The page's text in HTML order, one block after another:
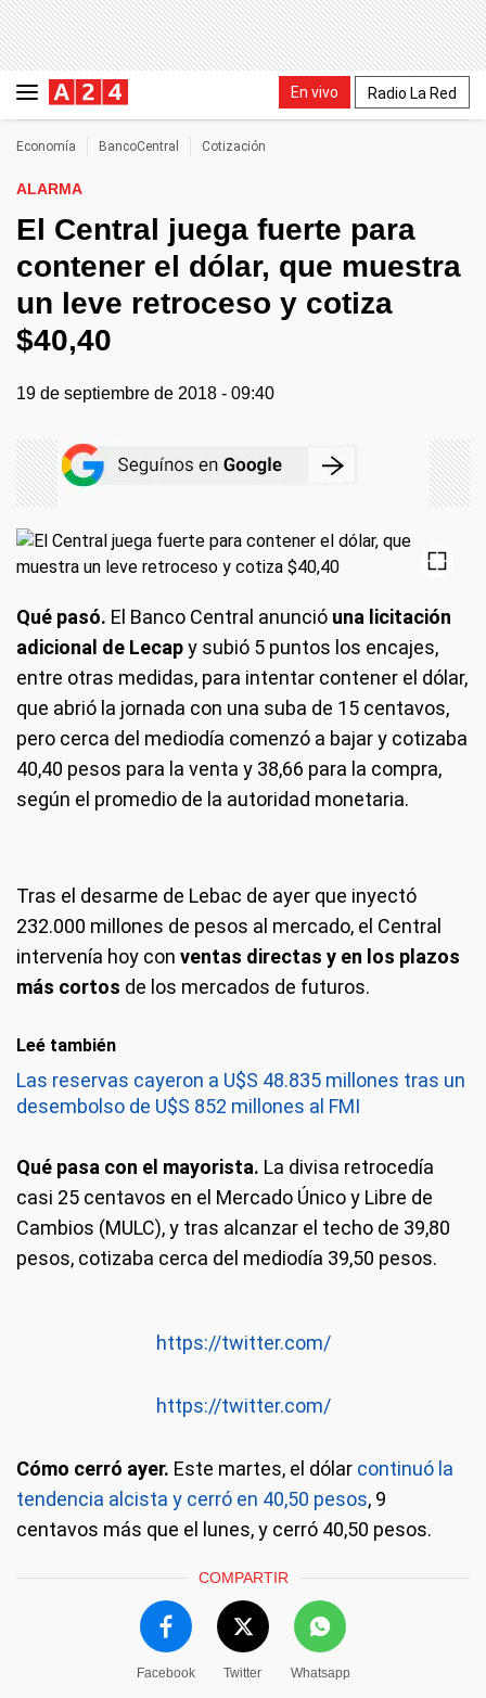
En vivo Radio La Red
Economía BancoCentral Cotización
ALARMA
El Central juega fuerte para
contener el dólar, que muestra
un leve retroceso y cotiza
$40,40
19 de septiembre de 2018 - 09:40
Qué pasó. El Banco Central anunció una licitación
adicional de Lecapy subió 5 puntos los encajes,
entre otras medidas, para intentar contener el dólar,
que abrió la jornada con una suba de 15 centavos,
pero cerca del mediodía comenzó a bajar y cotizaba
40,40 pesos para la venta y 38,66 para la compra,
según el promedio de la autoridad monetaria.
Tras el desarme de Lebac de ayer que inyectó
232.000 millones de pesos al mercado, el Central
intervenía hoy con ventas directas y en los plazos
más cortos de los mercados de futuros.
Leé también
Las reservas cayeron a U$S 48.835 millones tras un
desembolso de U$S 852 millones al FMI
Qué pasa con el mayorista. La divisa retrocedía
casi 25 centavos en el Mercado Único y Libre de
Cambios (MULC), y tras alcanzar el techo de 39,80
pesos, cotizaba cerca del mediodía 39,50 pesos.
https://twitter.com/
https://twitter.com/
Cómo cerró ayer. Este martes, el dólar continuó la
tendencia alcista y cerró en 40,50 pesos, 9
centavos más que el lunes, y cerró 40,50 pesos.
COMPARTIR
Facebook Twitter Whatsapp